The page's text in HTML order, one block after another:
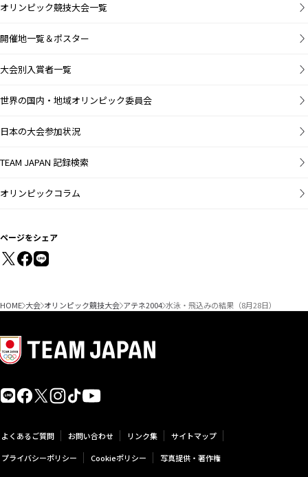
オリンピック競技大会一覧
開催地一覧＆ポスター
大会別入賞者一覧
世界の国内・地域オリンピック委員会
日本の大会参加状況
TEAM JAPAN 記録検索
オリンピックコラム
ページをシェア
HOME 大会 オリンピック競技大会 アテネ2004 水泳・飛込みの結果（8月28日）
よくあるご質問 お問い合わせ リンク集
サイトマップ
プライバシーポリシー
Cookieポリシー 写真提供・著作権